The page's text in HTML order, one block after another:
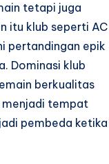
tetapi juga
itu klub seperti AC
pertandingan epik
Dominasi klub
berkualitas
menjadi tempat
pembeda ketika